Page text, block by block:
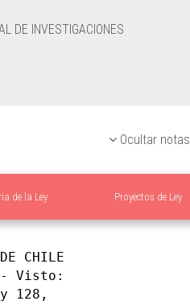
DE INVESTIGACIONES
Ocultar notas
Proyectos de Ley
de la Ley
CHILE
Visto:
128,